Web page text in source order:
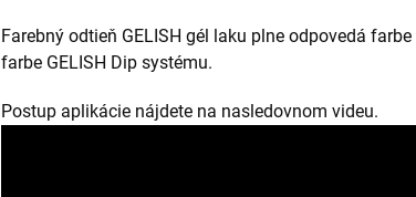
Farebný odtieň GELISH gél laku plne odpovedá
farbe GELISH Dip systému.
Postup aplikácie nájdete na nasledovnom videu.